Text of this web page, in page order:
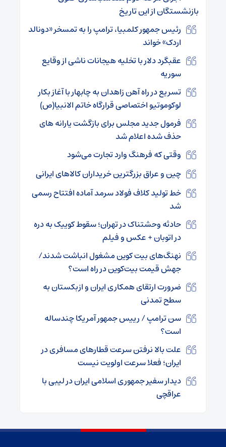
بازنشستگان از این تاریخ
رئیس جمهور کلمبیا، ترامپ را به تمسخر «دونالد
اردک» خواند
عقبگرد دلار با تخلیه هیجانات ناشی از وقایع
سوریه
تسریع در راه آهن زاهدان به چابهار با آغاز بکار
لوکوموتیو اختصاصی قرارگاه خاتم الانبیا(ص)
فرمول جدید مجلس برای بازگشت یارانه‌ های
حذف شده اعلام شد
وقتی که فرهنگ وارد تجارت می‌شود
چین و عراق بزرگترین خریداران کالاهای ایرانی
خط تولید کلاف فولاد سرمد آماده افتتاح رسمی
شد
حادثه وحشتناک در تهران؛ سقوط کوییک به دره
در اتوبان + عکس و فیلم
نهنگ‌های بیت کوین مشغول انباشت شدند/
جهش قیمت بیت‌کوین در راه است؟
ضرورت ارتقای همکاری ایران و ازبکستان به
سطح تمدنی
سن ترامپ / رییس جمهور آمریکا چندساله
است؟
علت بالا نرفتن سرعت قطارهای مسافری در
ایران؛ فعلا سرعت اولویت نیست
دیدار سفیر جمهوری اسلامی ایران در لیبی با
عراقچی